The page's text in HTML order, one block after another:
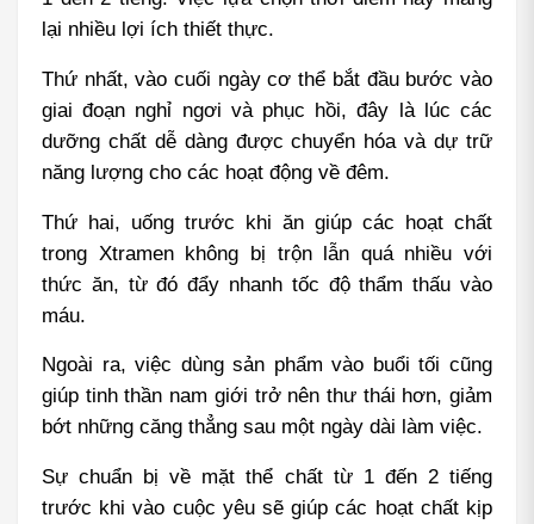
lại nhiều lợi ích thiết thực.
Thứ nhất, vào cuối ngày cơ thể bắt đầu bước vào
giai đoạn nghỉ ngơi và phục hồi, đây là lúc các
dưỡng chất dễ dàng được chuyển hóa và dự trữ
năng lượng cho các hoạt động về đêm.
Thứ hai, uống trước khi ăn giúp các hoạt chất
trong Xtramen không bị trộn lẫn quá nhiều với
thức ăn, từ đó đẩy nhanh tốc độ thẩm thấu vào
máu.
Ngoài ra, việc dùng sản phẩm vào buổi tối cũng
giúp tinh thần nam giới trở nên thư thái hơn, giảm
bớt những căng thẳng sau một ngày dài làm việc.
Sự chuẩn bị về mặt thể chất từ 1 đến 2 tiếng
trước khi vào cuộc yêu sẽ giúp các hoạt chất kịp